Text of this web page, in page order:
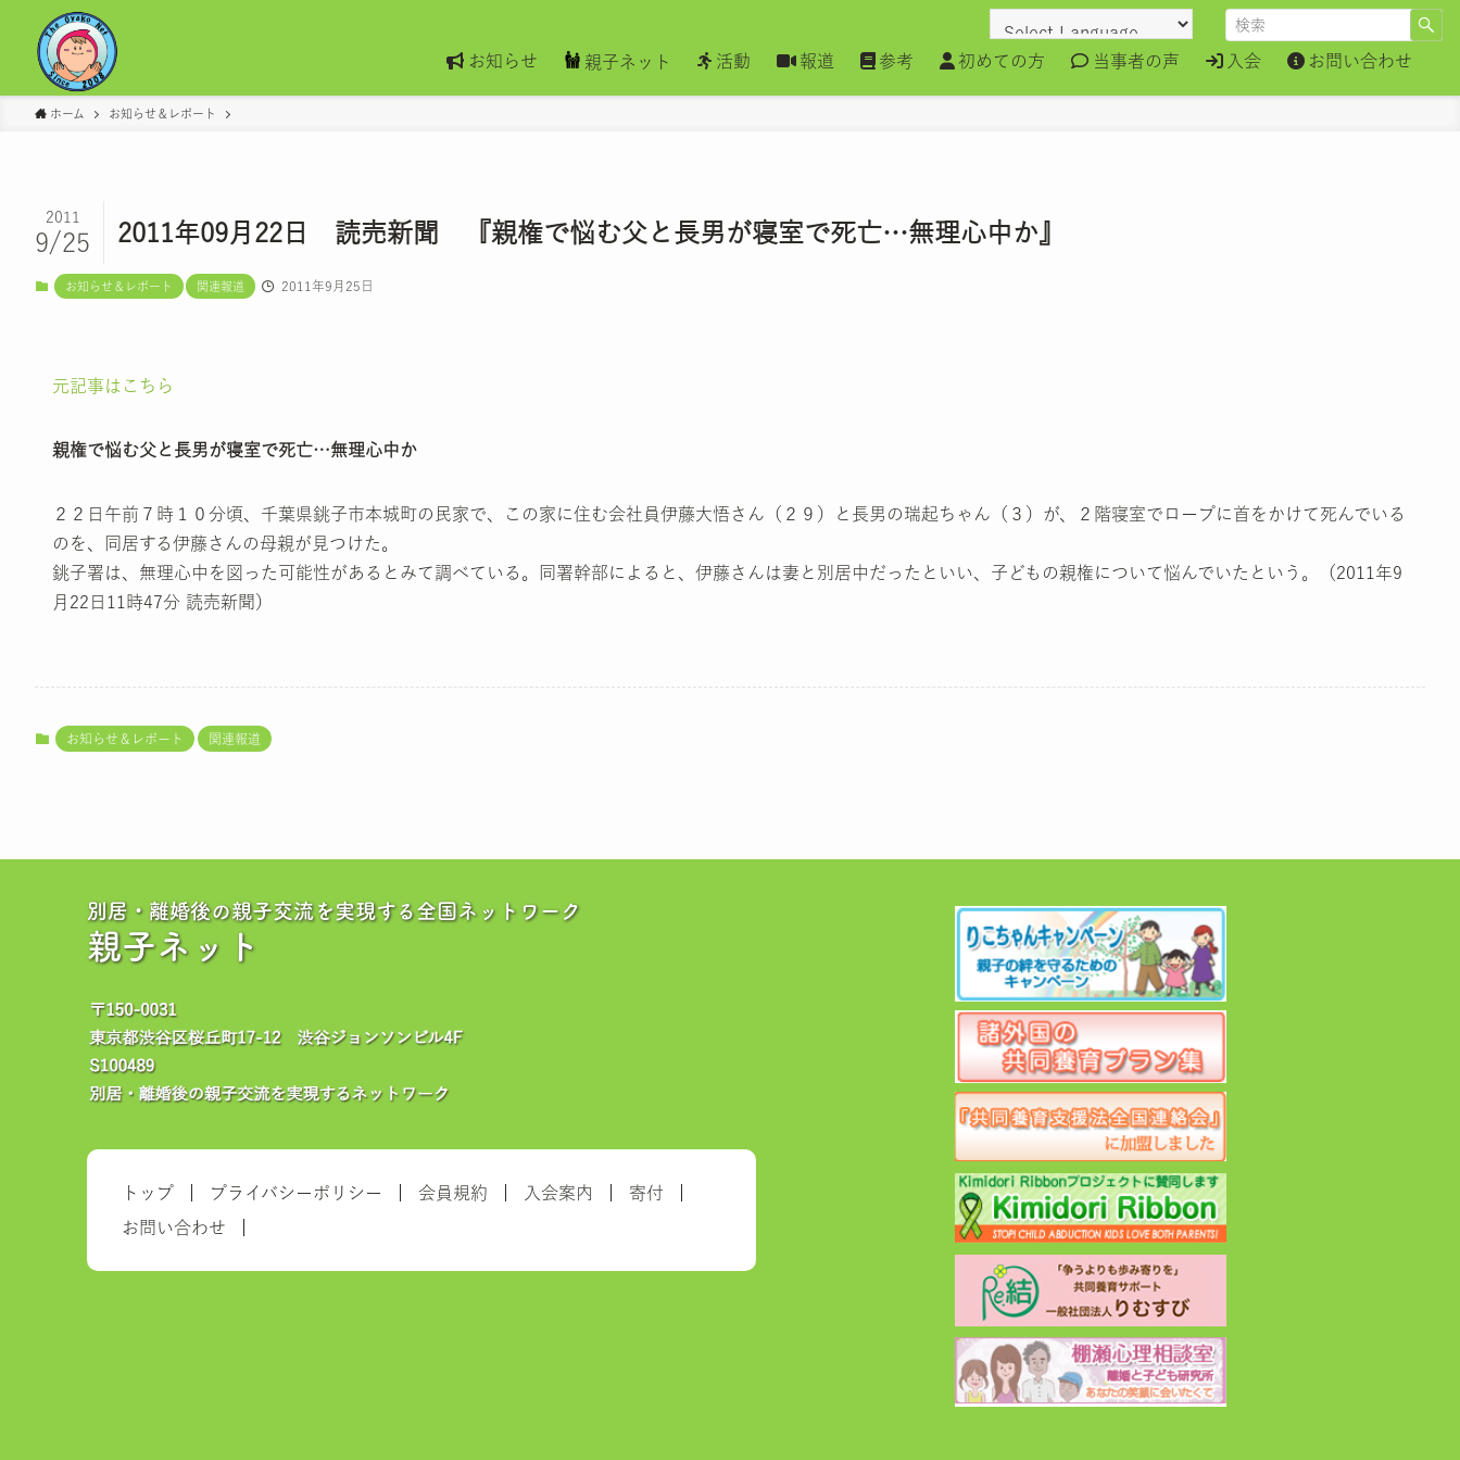
お知らせ 親子ネット 活動 報道 参考 初めての方 当事者の声 入会 お問い合わせ
ホーム お知らせ＆レポート
2011年09月22日 読売新聞 『親権で悩む父と長男が寝室で死亡…無理心中か』
2011
9/25
お知らせ＆レポート 関連報道 2011年9月25日
元記事はこちら
親権で悩む父と長男が寝室で死亡…無理心中か
２２日午前７時１０分頃、千葉県銚子市本城町の民家で、この家に住む会社員伊藤大悟さん（２９）と長男の瑞起ちゃん（３）が、２階寝室でロープに首をかけて死んでいる
のを、同居する伊藤さんの母親が見つけた。
銚子署は、無理心中を図った可能性があるとみて調べている。同署幹部によると、伊藤さんは妻と別居中だったといい、子どもの親権について悩んでいたという。（2011年9
月22日11時47分 読売新聞）
お知らせ＆レポート 関連報道
別居・離婚後の親子交流を実現する全国ネットワーク
親子ネット
トップ プライバシーポリシー 会員規約 入会案内
寄付
お問い合わせ